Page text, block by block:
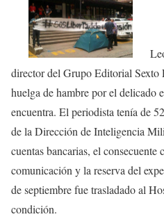
director del Grupo Editorial Sexto
huelga de hambre por el delicado
encuentra. El periodista tenía de
de la Dirección de Inteligencia
cuentas bancarias, el consecuente
comunicación y la reserva del
de septiembre fue trasladado al
condición.